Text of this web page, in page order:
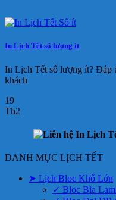
In Lịch Tết số lượng ít
In Lịch Tết số lượng ít? Đáp
khách
19
Th2
DANH MỤC LỊCH TẾT
➤ Lịch Bloc Khổ Lớn
✓ Bloc Bìa